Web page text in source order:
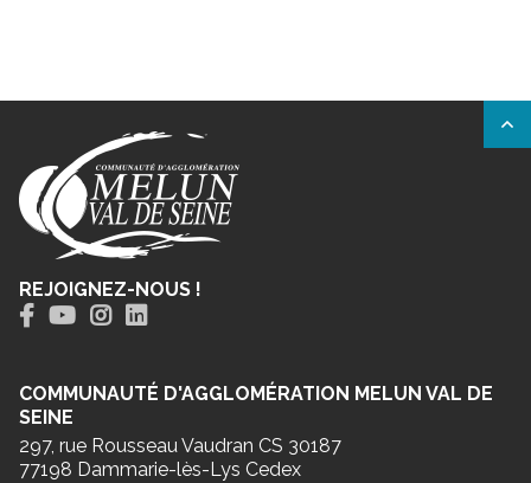
REJOIGNEZ-NOUS !
COMMUNAUTÉ D'AGGLOMÉRATION MELUN VAL DE
SEINE
297, rue Rousseau Vaudran CS 30187
77198 Dammarie-lès-Lys Cedex